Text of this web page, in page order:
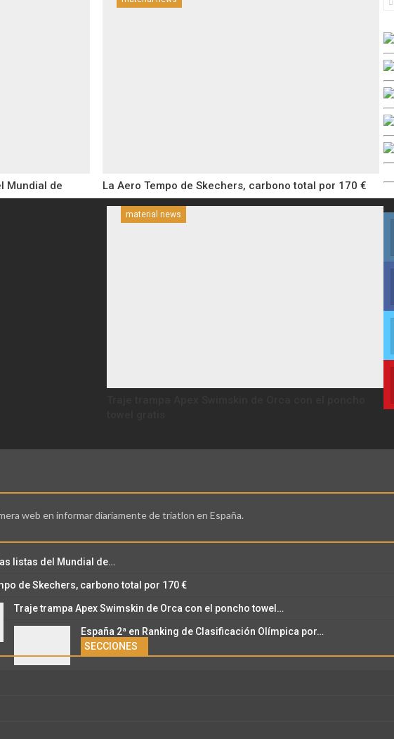
Mundial de
La Aero Tempo de Skechers, carbono total por 170 €
material news
web en informar diariamente de triatlon en España.
listas del Mundial de…
de Skechers, carbono total por 170 €
Traje trampa Apex Swimskin de Orca con el poncho towel…
España 2ª en Ranking de Clasificación Olímpica por…
SECCIONES